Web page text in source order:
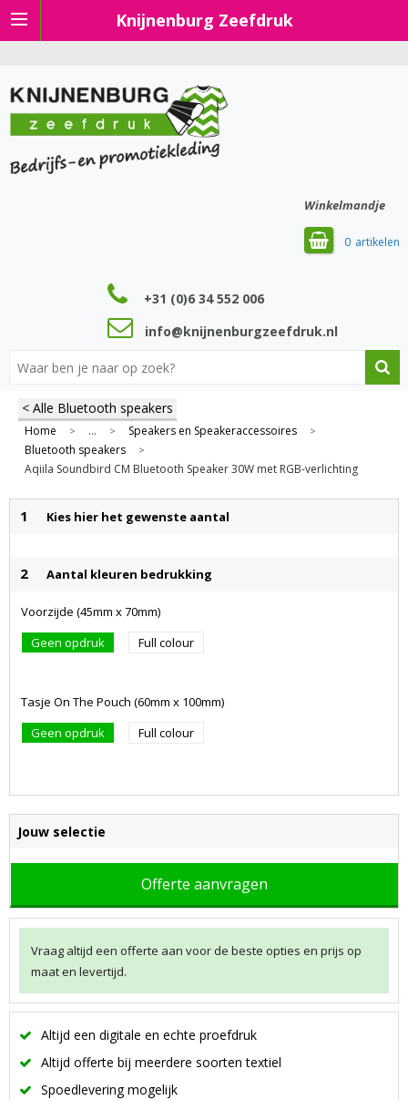
Knijnenburg Zeefdruk
Winkelmandje
0
+31 (0)6 34 552 006
info@knijnenburgzeefdruk.nl
< Alle Bluetooth speakers
Home > ... > Speakers en Speakeraccessoires >
Bluetooth speakers >
Aqiila Soundbird CM Bluetooth Speaker 30W met RGB-verlichting
1 Kies hier het gewenste aantal
2 Aantal kleuren bedrukking
Voorzijde (45mm x 70mm)
Geen opdruk
Full colour
Tasje On The Pouch (60mm x 100mm)
Geen opdruk
Full colour
Jouw selectie
Offerte aanvragen
Vraag altijd een offerte aan voor de beste opties en prijs op
maat en levertijd.
Altijd een digitale en echte proefdruk
Altijd offerte bij meerdere soorten textiel
Spoedlevering mogelijk